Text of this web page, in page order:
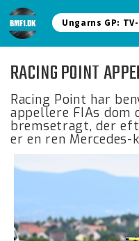
Ungarns GP:
RACING POINT
Racing Point har
appellere FIAs dom
bremsetragt, der
er en ren Mercedes-